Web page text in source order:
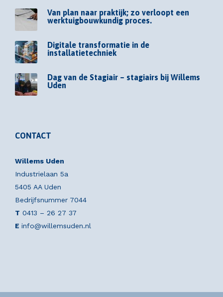
Van plan naar praktijk; zo verloopt een
werktuigbouwkundig proces.
Digitale transformatie in de
installatietechniek
Dag van de Stagiair – stagiairs bij Willems
Uden
CONTACT
Willems Uden
Industrielaan 5a
5405 AA Uden
Bedrijfsnummer 7044
T 0413 – 26 27 37
E info@willemsuden.nl